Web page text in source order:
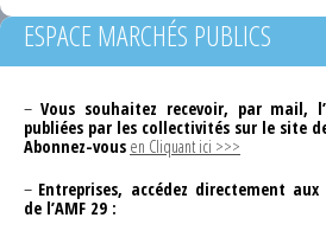
ESPACE MARCHÉS PUBLICS
– Vous souhaitez recevoir, par mail,
publiées par les collectivités sur le site de
Abonnez-vous en Cliquant ici >>>
– Entreprises, accédez directement
de l’AMF 29 :